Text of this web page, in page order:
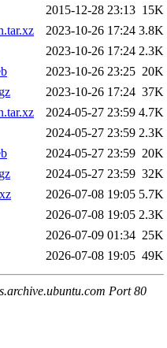
2015-12-28 23:13 15K
2023-10-26 17:24 3.8K
2023-10-26 17:24 2.3K
2023-10-26 23:25 20K
2023-10-26 17:24 37K
2024-05-27 23:59 4.7K
2024-05-27 23:59 2.3K
2024-05-27 23:59 20K
2024-05-27 23:59 32K
2026-07-08 19:05 5.7K
2026-07-08 19:05 2.3K
2026-07-09 01:34 25K
2026-07-08 19:05 49K
Port 80